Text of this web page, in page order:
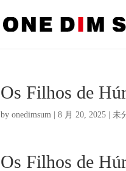
Os Filhos de
byonedimsum |8 月 20, 2025 |未
Os Filhos de